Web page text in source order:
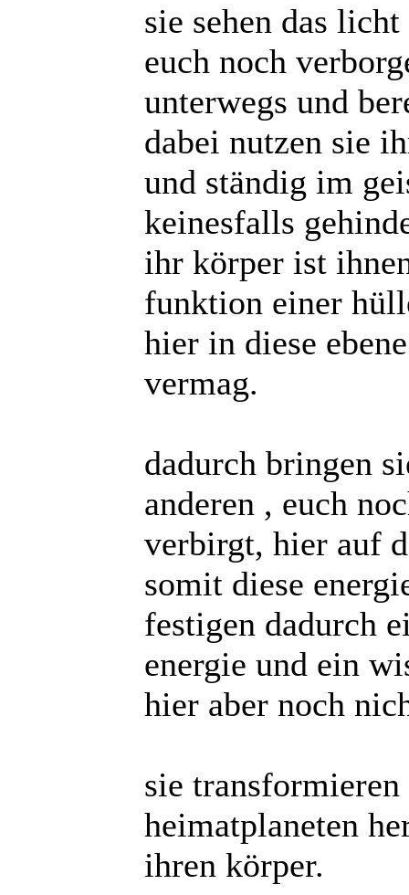
sie sehen das
euch noch
unterwegs und
dabei nutzen sie
und ständig im
keinesfalls
ihr körper ist
funktion einer
hier in diese
vermag.
dadurch bringen
anderen , euch
verbirgt, hier auf
somit diese
festigen dadurch
energie und ein
hier aber noch
sie
heimatplaneten
ihren körper.